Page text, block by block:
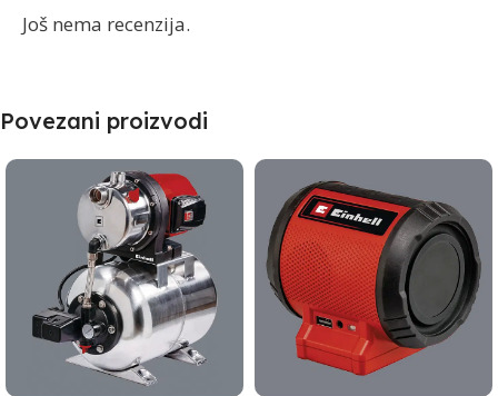
Još nema recenzija.
Povezani proizvodi